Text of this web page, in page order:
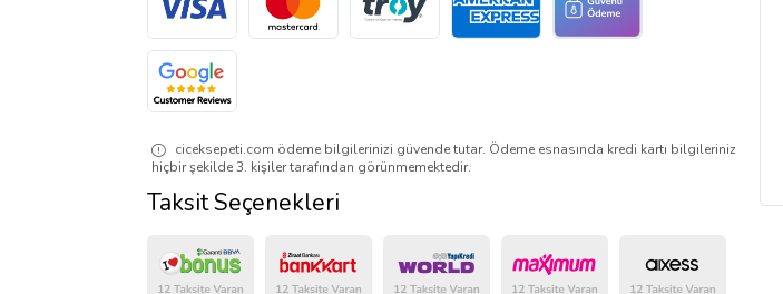
ciceksepeti.com ödeme bilgilerinizi güvende tutar. Ödeme esnasında kredi kartı bilgileriniz
hiçbir şekilde 3. kişiler tarafından görünmemektedir.
Taksit Seçenekleri